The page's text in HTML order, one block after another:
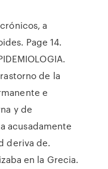
a
Page 14.
de la
e
y de
acusadamente
deriva de.
en la Grecia.